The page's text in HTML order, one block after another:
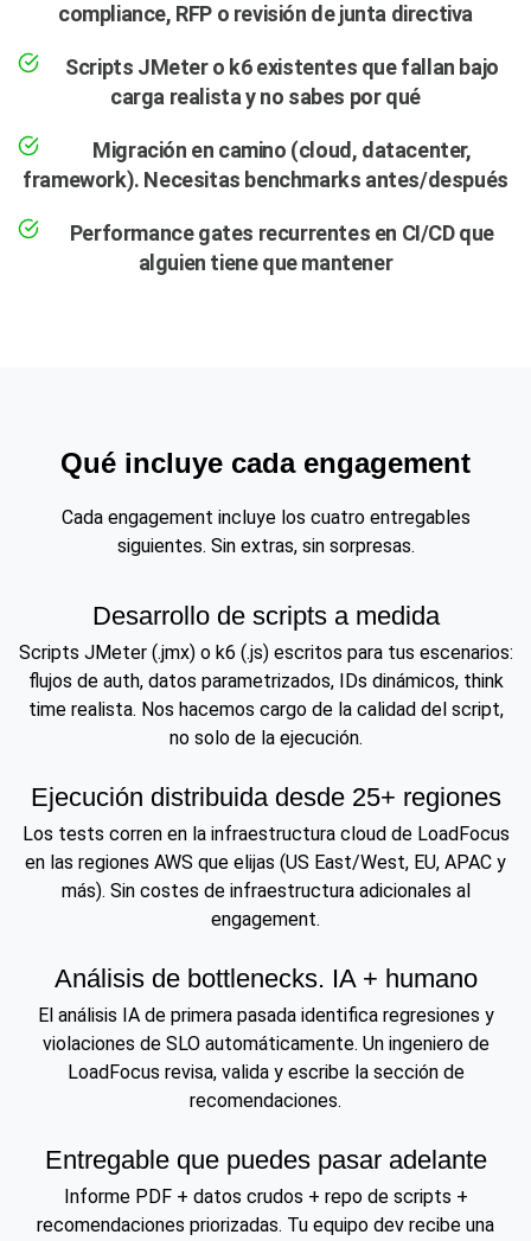
compliance, RFP o revisión de junta directiva
Scripts JMeter o k6 existentes que fallan bajo
carga realista y no sabes por qué
Migración en camino (cloud, datacenter,
framework). Necesitas benchmarks antes/después
Performance gates recurrentes en CI/CD que
alguien tiene que mantener
Qué incluye cada engagement
Cada engagement incluye los cuatro entregables
siguientes. Sin extras, sin sorpresas.
Desarrollo de scripts a medida
Scripts JMeter (.jmx) o k6 (.js) escritos para tus escenarios:
flujos de auth, datos parametrizados, IDs dinámicos, think
time realista. Nos hacemos cargo de la calidad del script,
no solo de la ejecución.
Ejecución distribuida desde 25+ regiones
Los tests corren en la infraestructura cloud de LoadFocus
en las regiones AWS que elijas (US East/West, EU, APAC y
más). Sin costes de infraestructura adicionales al
engagement.
Análisis de bottlenecks. IA + humano
El análisis IA de primera pasada identifica regresiones y
violaciones de SLO automáticamente. Un ingeniero de
LoadFocus revisa, valida y escribe la sección de
recomendaciones.
Entregable que puedes pasar adelante
Informe PDF + datos crudos + repo de scripts +
recomendaciones priorizadas. Tu equipo dev recibe una